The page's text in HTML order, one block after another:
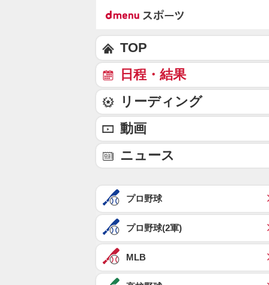
TOP
日程・結果
リーディング
動画
ニュース
プロ野球
プロ野球(2軍)
MLB